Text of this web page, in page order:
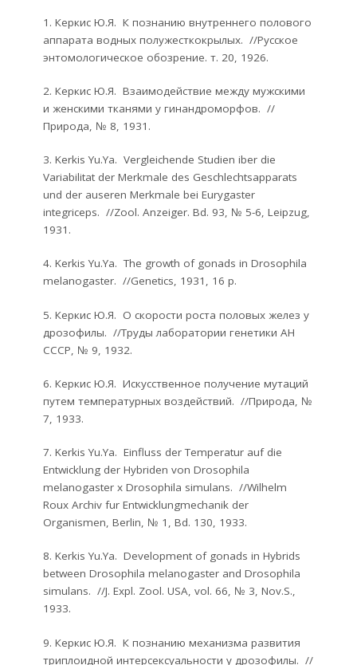
1. Керкис Ю.Я. К познанию внутреннего полового
аппарата водных полужесткокрылых. //Русское
энтомологическое обозрение. т. 20, 1926.
2. Керкис Ю.Я. Взаимодействие между мужскими
и женскими тканями у гинандроморфов. //
Природа, № 8, 1931.
3. Kerkis Yu.Ya. Vergleichende Studien iber die
Variabilitat der Merkmale des Geschlechtsapparats
und der auseren Merkmale bei Eurygaster
integriceps. //Zool. Anzeiger. Bd. 93, № 5-6, Leipzug,
1931.
4. Kerkis Yu.Ya. The growth of gonads in Drosophila
melanogaster. //Genetics, 1931, 16 p.
5. Керкис Ю.Я. О скорости роста половых желез у
дрозофилы. //Труды лаборатории генетики АН
СССР, № 9, 1932.
6. Керкис Ю.Я. Искусственное получение мутаций
путем температурных воздействий. //Природа, №
7, 1933.
7. Kerkis Yu.Ya. Einfluss der Temperatur auf die
Entwicklung der Hybriden von Drosophila
melanogaster x Drosophila simulans. //Wilhelm
Roux Archiv fur Entwicklungmechanik der
Organismen, Berlin, № 1, Bd. 130, 1933.
8. Kerkis Yu.Ya. Development of gonads in Hybrids
between Drosophila melanogaster and Drosophila
simulans. //J. Expl. Zool. USA, vol. 66, № 3, Nov.S.,
1933.
9. Керкис Ю.Я. К познанию механизма развития
триплоидной интерсексуальности у дрозофилы. //